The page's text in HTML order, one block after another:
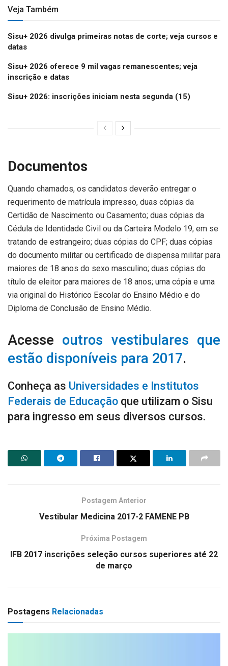
Veja Também
Sisu+ 2026 divulga primeiras notas de corte; veja cursos e
datas
Sisu+ 2026 oferece 9 mil vagas remanescentes; veja
inscrição e datas
Sisu+ 2026: inscrições iniciam nesta segunda (15)
Documentos
Quando chamados, os candidatos deverão entregar o
requerimento de matrícula impresso, duas cópias da
Certidão de Nascimento ou Casamento; duas cópias da
Cédula de Identidade Civil ou da Carteira Modelo 19, em se
tratando de estrangeiro; duas cópias do CPF; duas cópias
do documento militar ou certificado de dispensa militar para
maiores de 18 anos do sexo masculino; duas cópias do
título de eleitor para maiores de 18 anos; uma cópia e uma
via original do Histórico Escolar do Ensino Médio e do
Diploma de Conclusão de Ensino Médio.
Acesse outros vestibulares que
estão disponíveis para 2017.
Conheça as Universidades e Institutos
Federais de Educação que utilizam o Sisu
para ingresso em seus diversos cursos.
Postagem Anterior
Vestibular Medicina 2017-2 FAMENE PB
Próxima Postagem
IFB 2017 inscrições seleção cursos superiores até 22
de março
Postagens Relacionadas